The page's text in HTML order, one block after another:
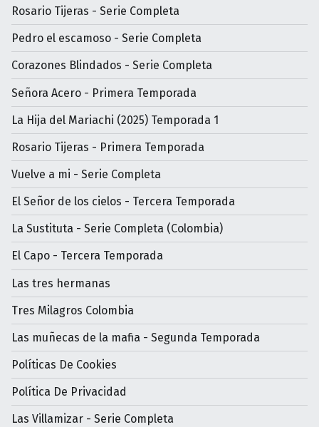
Rosario Tijeras - Serie Completa
Pedro el escamoso - Serie Completa
Corazones Blindados - Serie Completa
Señora Acero - Primera Temporada
La Hija del Mariachi (2025) Temporada 1
Rosario Tijeras - Primera Temporada
Vuelve a mi - Serie Completa
El Señor de los cielos - Tercera Temporada
La Sustituta - Serie Completa (Colombia)
El Capo - Tercera Temporada
Las tres hermanas
Tres Milagros Colombia
Las muñecas de la mafia - Segunda Temporada
Políticas De Cookies
Política De Privacidad
Las Villamizar - Serie Completa